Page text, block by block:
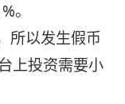
。
所以发生假币
上投资需要小